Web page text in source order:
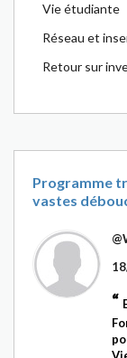
Vie étudiante
Réseau et
Retour sur
Programme
vastes